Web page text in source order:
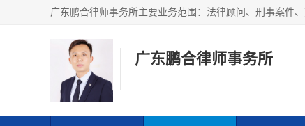
广东鹏合律师事务所